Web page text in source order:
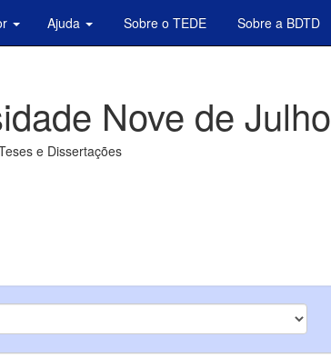
Ajuda Sobre o TEDE Sobre a BDTD
Nove de Julho
e Dissertações